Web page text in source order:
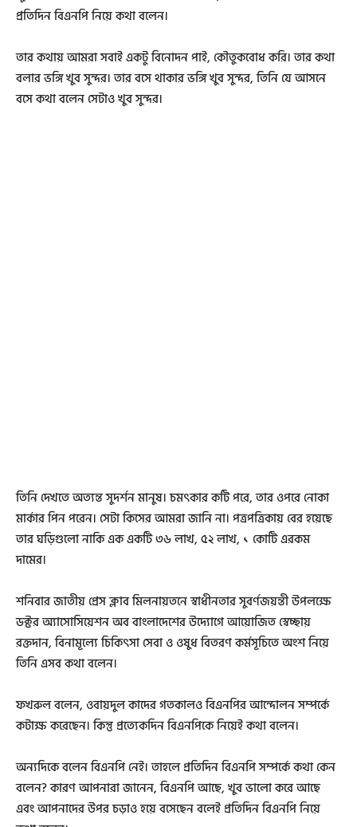
প্রতিদিন বিএনপি নিয়ে কথা বলেন।
তার কথায় আমরা সবাই একটু বিনোদন পাই, কৌতুকবোধ করি। তার কথা
বলার ভঙ্গি খুব সুন্দর। তার বসে থাকার ভঙ্গি খুব সুন্দর, তিনি যে আসনে
বসে কথা বলেন সেটাও খুব সুন্দর।
তিনি দেখতে অত্যন্ত সুদর্শন মানুষ। চমৎকার কটি পরে, তার ওপরে নোকা
মার্কার পিন পরেন। সেটা কিসের আমরা জানি না। পত্রপত্রিকায় বের হয়েছে
তার ঘড়িগুলো নাকি এক একটি ৩৬ লাখ, ৫২ লাখ, ১ কোটি এরকম
দামের।
শনিবার জাতীয় প্রেস ক্লাব মিলনায়তনে স্বাধীনতার সুবর্ণজয়ন্তী উপলক্ষে
ডক্টর অ্যাসোসিয়েশন অব বাংলাদেশের উদ্যোগে আয়োজিত স্বেচ্ছায়
রক্তদান, বিনামূল্যে চিকিৎসা সেবা ও ওষুধ বিতরণ কর্মসূচিতে অংশ নিয়ে
তিনি এসব কথা বলেন।
ফখরুল বলেন, ওবায়দুল কাদের গতকালও বিএনপির আন্দোলন সম্পর্কে
কটাক্ষ করেছেন। কিন্তু প্রত্যেকদিন বিএনপিকে নিয়েই কথা বলেন।
অন্যদিকে বলেন বিএনপি নেই। তাহলে প্রতিদিন বিএনপি সম্পর্কে কথা কেন
বলেন? কারণ আপনারা জানেন, বিএনপি আছে, খুব ভালো করে আছে
এবং আপনাদের উপর চড়াও হয়ে বসেছেন বলেই প্রতিদিন বিএনপি নিয়ে